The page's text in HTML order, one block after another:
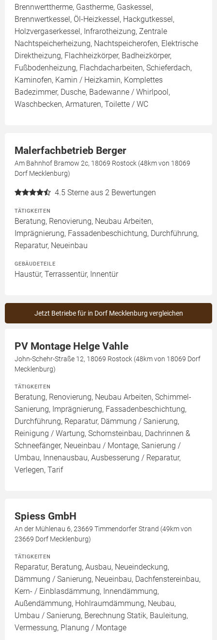
Brennwerttherme, Gastherme, Gaskessel,
Brennwertkessel, Öl-Heizkessel, Hackgutkessel,
Holzvergaserkessel, Infrarotheizung, Zentrale
Nachtspeicherheizung, Nachtspeicherofen, Elektrische
Direktheizung, Flachheizkörper, Badheizkörper,
Fußbodenheizung, Flachdacharbeiten, Schieferdach,
Kaminofen, Kamin / Heizkamin, Komplettes
Badezimmer, Dusche, Badewanne / Whirlpool,
Waschbecken, Armaturen, Toilette / WC
Malerfachbetrieb Berger
Am Bahnhof Bramow 2c, 18069 Rostock (48km von 18069
Dorf Mecklenburg)
4.5 Sterne aus 2 Bewertungen
TÄTIGKEITEN
Beratung, Renovierung, Neubau Arbeiten,
Imprägnierung, Fassadenbeschichtung, Durchführung,
Reparatur, Neueinbau
GEBÄUDETEILE
Haustür, Terrassentür, Innentür
Jetzt Betriebe für in Dorf Mecklenburg vergleichen
PV Montage Helge Vahle
John-Schehr-Straße 12, 18069 Rostock (48km von 18069 Dorf
Mecklenburg)
TÄTIGKEITEN
Beratung, Renovierung, Neubau Arbeiten, Schimmel-
Sanierung, Imprägnierung, Fassadenbeschichtung,
Durchführung, Reparatur, Dämmung / Sanierung,
Reinigung / Wartung, Schornsteinbau, Dachrinnen &
Schneefänger, Neueinbau / Montage, Sanierung /
Umbau, Innenausbau, Ausbesserung / Reparatur,
Verlegen, Tarif
Spiess GmbH
An der Mühlenau 6, 23669 Timmendorfer Strand (49km von
23669 Dorf Mecklenburg)
TÄTIGKEITEN
Reparatur, Beratung, Ausbau, Neueindeckung,
Dämmung / Sanierung, Neueinbau, Dachfenstereinbau,
Kern- / Einblasdämmung, Innendämmung,
Außendämmung, Hohlraumdämmung, Neubau,
Umbau / Sanierung, Berechnung Statik, Bauleitung,
Vermessung, Planung / Montage